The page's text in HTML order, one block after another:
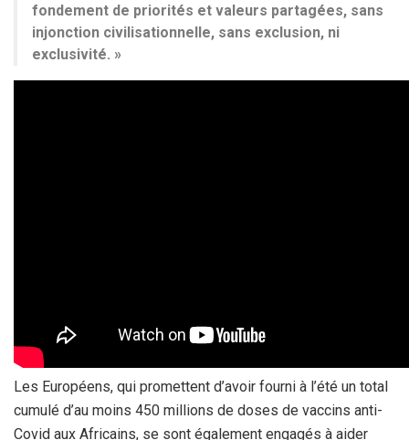
fondement de priorités et valeurs partagées, sans
injonction civilisationnelle, sans exclusion, ni
exclusivité. »
Les Européens, qui promettent d’avoir fourni à l’été un total
cumulé d’au moins 450 millions de doses de vaccins anti-
Covid aux Africains, se sont également engagés à aider